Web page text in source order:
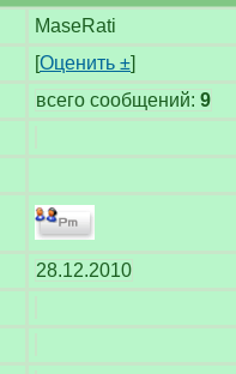
MaseRati
[Оценить ±]
всего сообщений: 9
28.12.2010